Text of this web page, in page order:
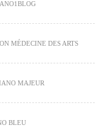
MÉDECINE DES ARTS
MAJEUR
BLEU